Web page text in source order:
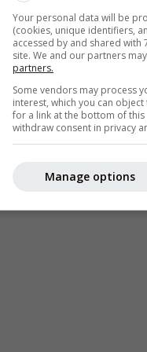
chaudes
réelles
à Vars
Your personal data will be
(cookies, unique identifiers,
accessed by and shared
site. We and our partners
partners.
Some vendors may process
interest, which you can
for a link at the bottom of
withdraw consent in privacy
Manage options